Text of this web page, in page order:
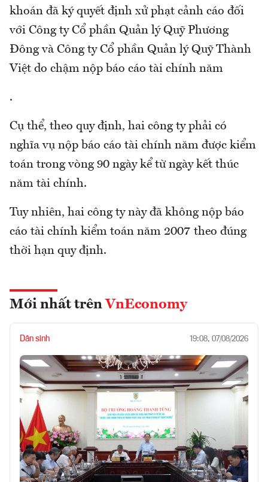
khoán đã ký quyết định xử phạt cảnh cáo đối
với Công ty Cổ phần Quản lý Quỹ Phương
Đông và Công ty Cổ phần Quản lý Quỹ Thành
Việt do chậm nộp báo cáo tài chính năm
.
Cụ thể, theo quy định, hai công ty phải có
nghĩa vụ nộp báo cáo tài chính năm được kiểm
toán trong vòng 90 ngày kể từ ngày kết thúc
năm tài chính.
Tuy nhiên, hai công ty này đã không nộp báo
cáo tài chính kiểm toán năm 2007 theo đúng
thời hạn quy định.
Mới nhất trên VnEconomy
Dân sinh 19:08, 07/08/2026